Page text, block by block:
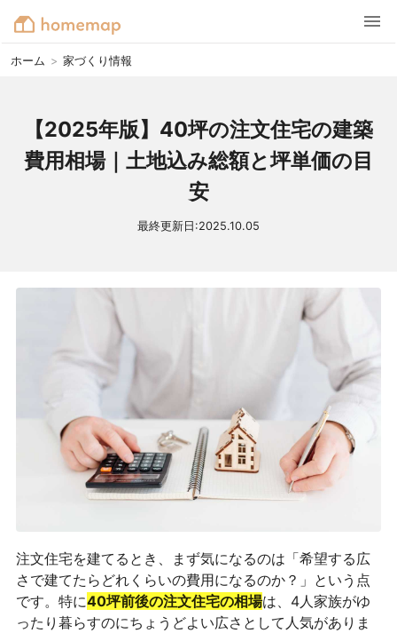
ホーム > 家づくり情報
【2025年版】40坪の注文住宅の建築
費用相場｜土地込み総額と坪単価の目
安
最終更新日:2025.10.05
注文住宅を建てるとき、まず気になるのは「希望する広
さで建てたらどれくらいの費用になるのか？」という点
です。特に40坪前後の注文住宅の相場は、4人家族がゆ
ったり暮らすのにちょうどよい広さとして人気がありま